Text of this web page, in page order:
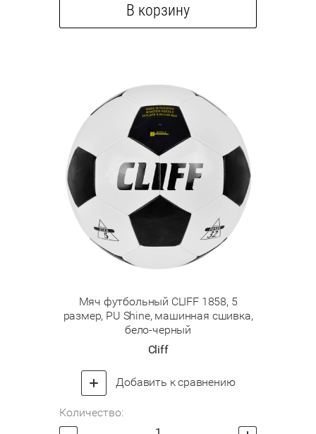
В корзину
Мяч футбольный CLIFF 1858, 5
размер, PU Shine, машинная сшивка,
бело-черный
Cliff
Добавить к сравнению
Количество: